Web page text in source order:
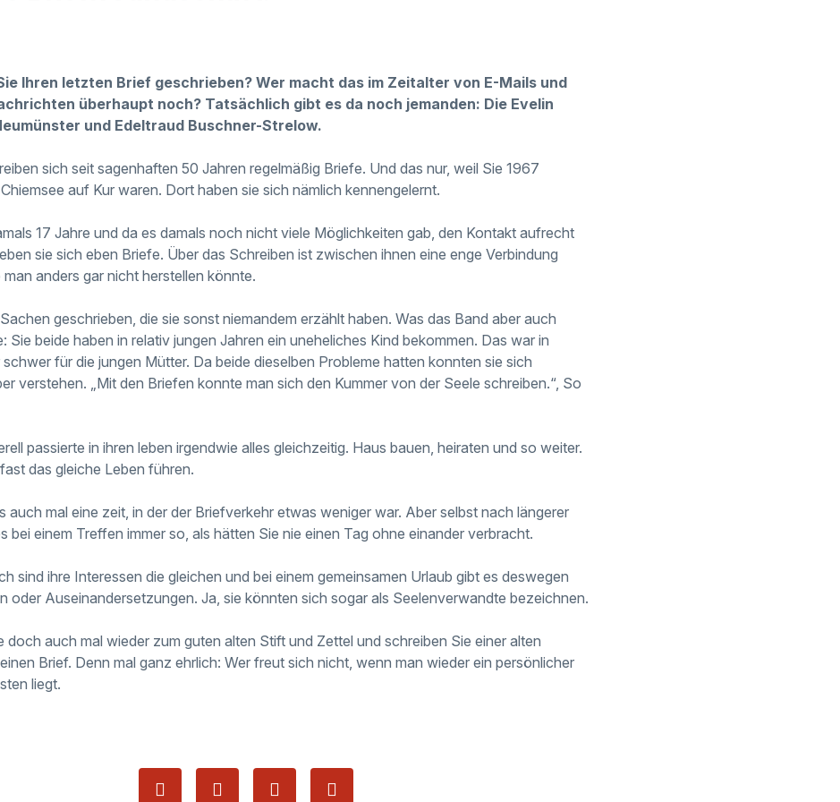
Ihren letzten Brief geschrieben? Wer macht das im Zeitalter von E-Mails und
überhaupt noch? Tatsächlich gibt es da noch jemanden: Die Evelin
und Edeltraud Buschner-Strelow.
sich seit sagenhaften 50 Jahren regelmäßig Briefe. Und das nur, weil Sie 1967
auf Kur waren. Dort haben sie sich nämlich kennengelernt.
17 Jahre und da es damals noch nicht viele Möglichkeiten gab, den Kontakt aufrecht
sie sich eben Briefe. Über das Schreiben ist zwischen ihnen eine enge Verbindung
anders gar nicht herstellen könnte.
geschrieben, die sie sonst niemandem erzählt haben. Was das Band aber auch
Sie beide haben in relativ jungen Jahren ein uneheliches Kind bekommen. Das war in
für die jungen Mütter. Da beide dieselben Probleme hatten konnten sie sich
verstehen. „Mit den Briefen konnte man sich den Kummer von der Seele schreiben.“, So
passierte in ihren leben irgendwie alles gleichzeitig. Haus bauen, heiraten und so weiter.
das gleiche Leben führen.
auch mal eine zeit, in der der Briefverkehr etwas weniger war. Aber selbst nach längerer
bei einem Treffen immer so, als hätten Sie nie einen Tag ohne einander verbracht.
sind ihre Interessen die gleichen und bei einem gemeinsamen Urlaub gibt es deswegen
oder Auseinandersetzungen. Ja, sie könnten sich sogar als Seelenverwandte bezeichnen.
doch auch mal wieder zum guten alten Stift und Zettel und schreiben Sie einer alten
Brief. Denn mal ganz ehrlich: Wer freut sich nicht, wenn man wieder ein persönlicher
liegt.